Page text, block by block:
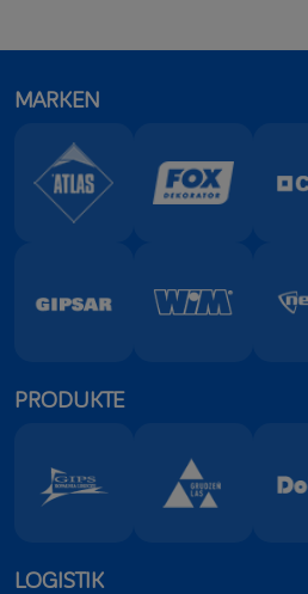
MARKEN
PRODUKTE
LOGISTIK